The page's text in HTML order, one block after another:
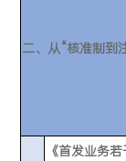
二、从“核准制到
《首发业务